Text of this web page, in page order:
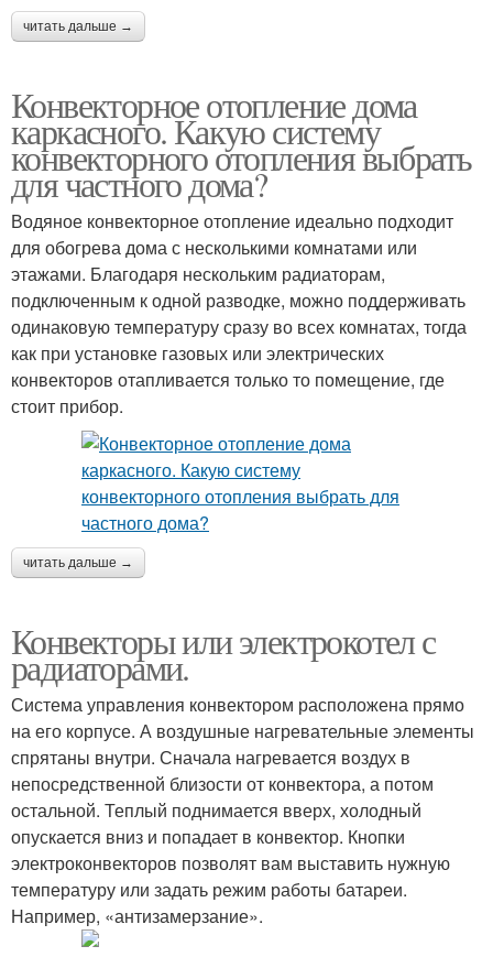
читать дальше →
Конвекторное отопление дома
каркасного. Какую систему
конвекторного отопления выбрать
для частного дома?
Водяное конвекторное отопление идеально подходит
для обогрева дома с несколькими комнатами или
этажами. Благодаря нескольким радиаторам,
подключенным к одной разводке, можно поддерживать
одинаковую температуру сразу во всех комнатах, тогда
как при установке газовых или электрических
конвекторов отапливается только то помещение, где
стоит прибор.
читать дальше →
Конвекторы или электрокотел с
радиаторами.
Система управления конвектором расположена прямо
на его корпусе. А воздушные нагревательные элементы
спрятаны внутри. Сначала нагревается воздух в
непосредственной близости от конвектора, а потом
остальной. Теплый поднимается вверх, холодный
опускается вниз и попадает в конвектор. Кнопки
электроконвекторов позволят вам выставить нужную
температуру или задать режим работы батареи.
Например, «антизамерзание».